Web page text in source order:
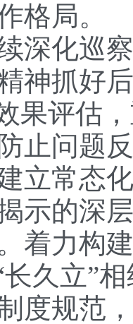
格局。
化巡察
神抓好
果评估
止问题
立常态
示的深
着力构
长久立”
度规范